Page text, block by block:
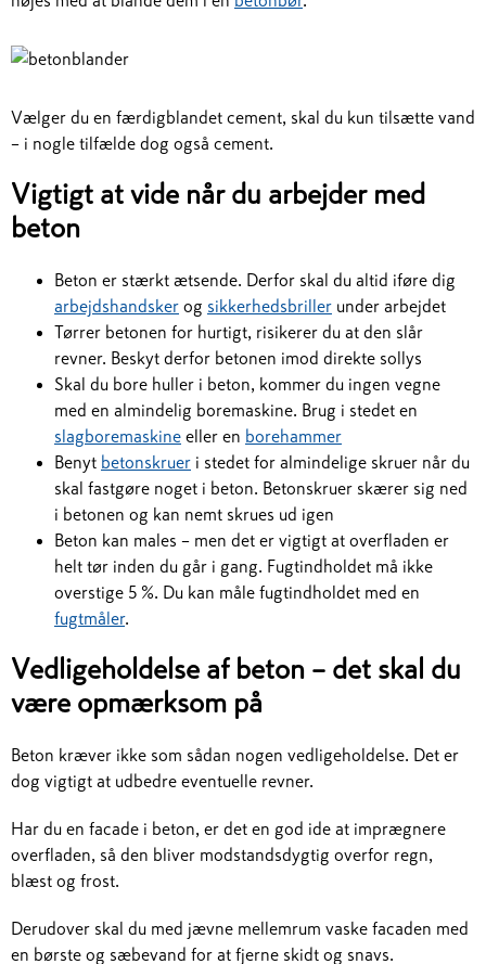
Vælger du en færdigblandet cement, skal du kun tilsætte vand
– i nogle tilfælde dog også cement.
Vigtigt at vide når du arbejder med
beton
Beton er stærkt ætsende. Derfor skal du altid iføre dig
arbejdshandsker og sikkerhedsbriller under arbejdet
Tørrer betonen for hurtigt, risikerer du at den slår
revner. Beskyt derfor betonen imod direkte sollys
Skal du bore huller i beton, kommer du ingen vegne
med en almindelig boremaskine. Brug i stedet en
slagboremaskine eller en borehammer
Benyt betonskruer i stedet for almindelige skruer når du
skal fastgøre noget i beton. Betonskruer skærer sig ned
i betonen og kan nemt skrues ud igen
Beton kan males – men det er vigtigt at overfladen er
helt tør inden du går i gang. Fugtindholdet må ikke
overstige 5 %. Du kan måle fugtindholdet med en
fugtmåler.
Vedligeholdelse af beton – det skal du
være opmærksom på
Beton kræver ikke som sådan nogen vedligeholdelse. Det er
dog vigtigt at udbedre eventuelle revner.
Har du en facade i beton, er det en god ide at imprægnere
overfladen, så den bliver modstandsdygtig overfor regn,
blæst og frost.
Derudover skal du med jævne mellemrum vaske facaden med
en børste og sæbevand for at fjerne skidt og snavs.